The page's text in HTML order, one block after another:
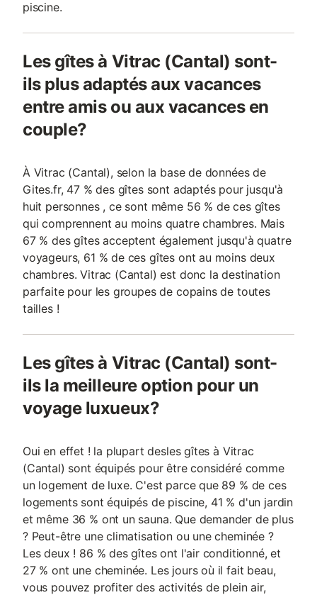
piscine.
Les gîtes à Vitrac (Cantal) sont-
ils plus adaptés aux vacances
entre amis ou aux vacances en
couple?
À Vitrac (Cantal), selon la base de données de
Gites.fr, 47 % des gîtes sont adaptés pour jusqu'à
huit personnes , ce sont même 56 % de ces gîtes
qui comprennent au moins quatre chambres. Mais
67 % des gîtes acceptent également jusqu'à quatre
voyageurs, 61 % de ces gîtes ont au moins deux
chambres. Vitrac (Cantal) est donc la destination
parfaite pour les groupes de copains de toutes
tailles !
Les gîtes à Vitrac (Cantal) sont-
ils la meilleure option pour un
voyage luxueux?
Oui en effet ! la plupart desles gîtes à Vitrac
(Cantal) sont équipés pour être considéré comme
un logement de luxe. C'est parce que 89 % de ces
logements sont équipés de piscine, 41 % d'un jardin
et même 36 % ont un sauna. Que demander de plus
? Peut-être une climatisation ou une cheminée ?
Les deux ! 86 % des gîtes ont l'air conditionné, et
27 % ont une cheminée. Les jours où il fait beau,
vous pouvez profiter des activités de plein air,